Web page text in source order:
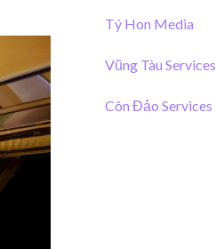
Tý Hon Media
Vũng Tàu Services
Côn Đảo Services